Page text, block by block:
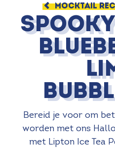
MOCKTAIL
Bereid je voor om
worden met ons
met Lipton Ice Tea